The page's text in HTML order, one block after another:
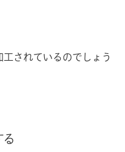
されているのでしょう